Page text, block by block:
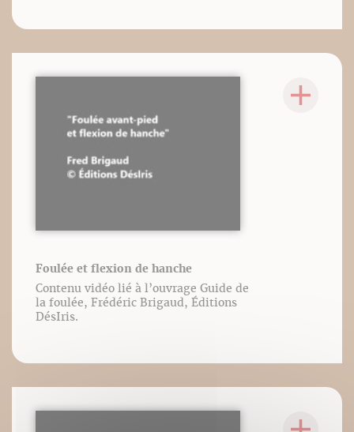
Foulée et flexion de hanche
Contenu vidéo lié à l’ouvrage Guide de
la foulée, Frédéric Brigaud, Éditions
DésIris.